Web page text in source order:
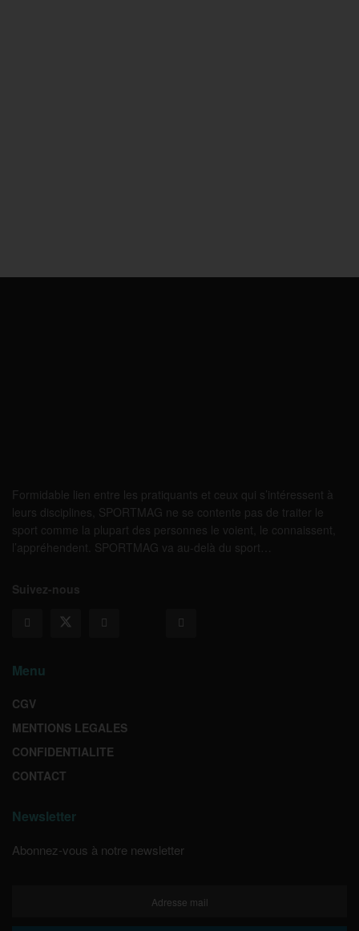
Formidable lien entre les pratiquants et ceux qui s’intéressent à
leurs disciplines, SPORTMAG ne se contente pas de traiter le
sport comme la plupart des personnes le voient, le connaissent,
l’appréhendent. SPORTMAG va au-delà du sport…
Suivez-nous
Menu
CGV
MENTIONS LEGALES
CONFIDENTIALITE
CONTACT
Newsletter
Abonnez-vous à notre newsletter